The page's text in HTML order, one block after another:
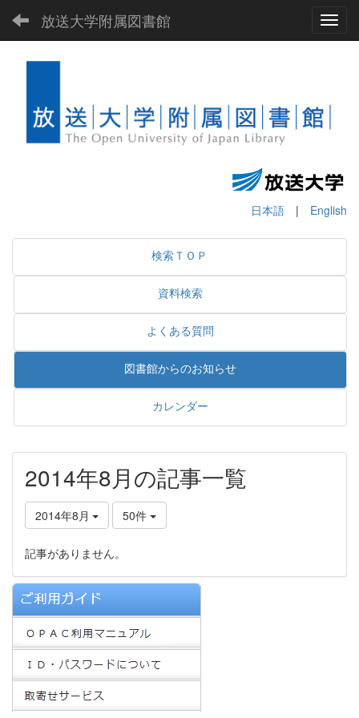
放送大学附属図書館
日本語 | English
検索ＴＯＰ
資料検索
よくある質問
図書館からのお知らせ
カレンダー
2014年8月の記事一覧
2014年8月 50件
記事がありません。